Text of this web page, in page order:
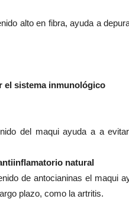
alto en fibra, ayuda a
el sistema inmunológico
del maqui ayuda a a
natural
de antocianinas el maqui
plazo, como la artritis.